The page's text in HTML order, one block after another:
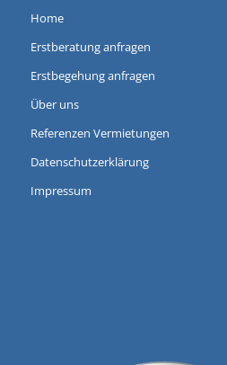
Home
Erstberatung anfragen
Erstbegehung anfragen
Über uns
Referenzen Vermietungen
Datenschutzerklärung
Impressum